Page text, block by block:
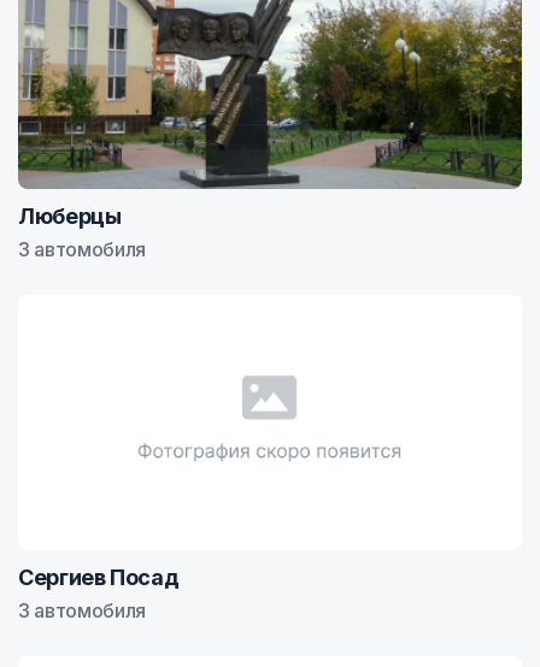
Люберцы
3 автомобиля
Сергиев Посад
3 автомобиля